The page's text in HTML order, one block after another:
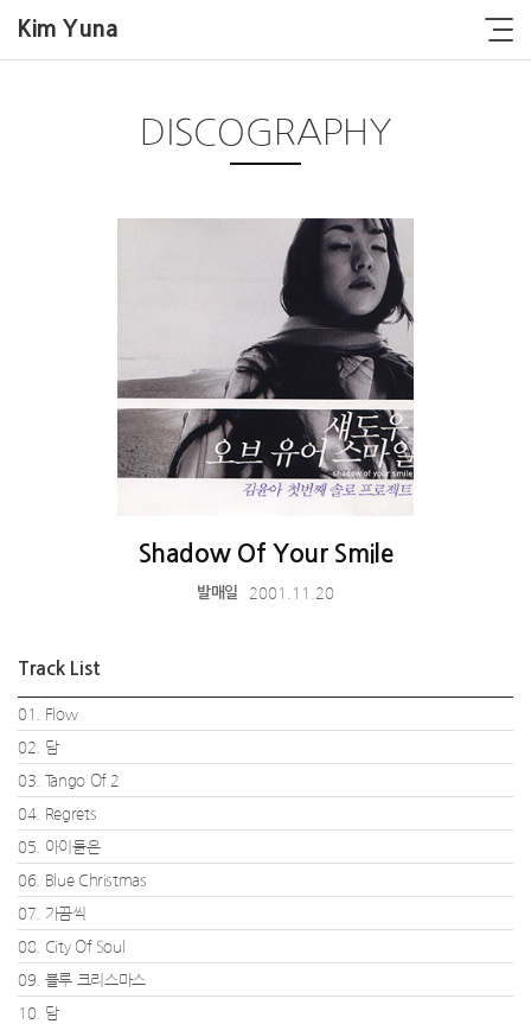
Kim Yuna
DISCOGRAPHY
Shadow Of Your Smile
발매일 2001.11.20
Track List
01. Flow
02. 담
03. Tango Of 2
04. Regrets
05. 아이들은
06. Blue Christmas
07. 가끔씩
08. City Of Soul
09. 블루 크리스마스
10. 담